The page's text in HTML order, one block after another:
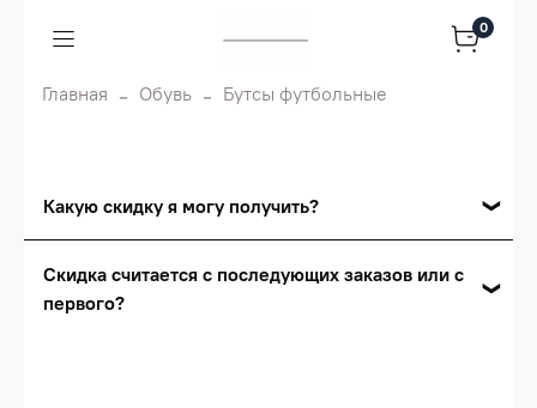
0
Главная Обувь Бутсы футбольные
Какую скидку я могу получить?
Сумма скидки зависит от стоимости вашего
Скидка считается с последующих заказов или с
первого?